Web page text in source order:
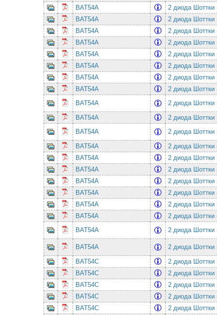
BAT54A
2 диода
BAT54A
2 диода
BAT54A
2 диода
BAT54A
2 диода
BAT54A
2 диода
BAT54A
2 диода
BAT54A
2 диода
BAT54A
2 диода
BAT54A
2 диода
BAT54A
2 диода
BAT54A
2 диода
BAT54A
2 диода
BAT54A
2 диода
BAT54A
2 диода
BAT54A
2 диода
BAT54A
2 диода
BAT54A
2 диода
BAT54A
2 диода
BAT54A
2 диода
BAT54A
2 диода
BAT54C
2 диода
BAT54C
2 диода
BAT54C
2 диода
BAT54C
2 диода
BAT54C
2 диода